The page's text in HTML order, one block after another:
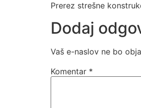
Prerez strešne
Dodaj
Vaš e-naslov ne bo
Komentar *